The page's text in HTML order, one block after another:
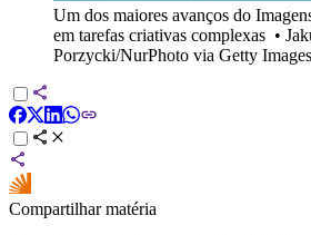
Um dos maiores avanços do
em tarefas criativas complexas •
Porzycki/NurPhoto via Getty Images
Compartilhar matéria